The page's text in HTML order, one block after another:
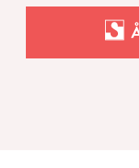
Bostäder